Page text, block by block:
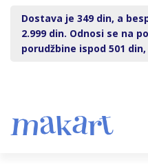
Dostava je 349 din, a
2.999 din. Odnosi se na
porudžbine ispod 501